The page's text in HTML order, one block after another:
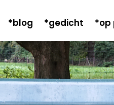
*blog *gedicht *op